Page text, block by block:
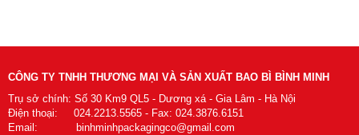
CÔNG TY TNHH THƯƠNG MẠI VÀ SẢN XUẤT BAO BÌ BÌNH MINH
Trụ sở chính: Số 30 Km9 QL5 - Dương xá - Gia Lâm - Hà Nội
Điện thoại: 024.2213.5565 - Fax: 024.3876.6151
Email: binhminhpackagingco@gmail.com